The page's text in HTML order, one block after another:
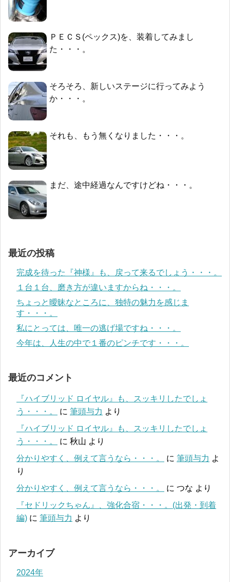
ＰＥＣＳ(ペックス)を、装着してみまし
た・・・。
そろそろ、新しいステージに行ってみよう
か・・・。
それも、もう無くなりました・・・。
まだ、途中経過なんですけどね・・・。
最近の投稿
完成を待った『神様』も、戻って来るでしょう・・・。
１台１台、磨き方が違いますからね・・・。
ちょっと曖昧なところに、独特の魅力を感じま
す・・・。
私にとっては、唯一の逃げ場ですね・・・。
今年は、人生の中で１番のピンチです・・・。
最近のコメント
『ハイブリッド ロイヤル』も、スッキリしたでしょ
う・・・。
に 筆頭与力 より
『ハイブリッド ロイヤル』も、スッキリしたでしょ
う・・・。
に 秋山 より
分かりやすく、例えて言うなら・・・。
に 筆頭与力 よ
り
分かりやすく、例えて言うなら・・・。
に つな より
『セドリックちゃん』、強化合宿・・・。(出発・到着
編) に 筆頭与力 より
アーカイブ
2024年